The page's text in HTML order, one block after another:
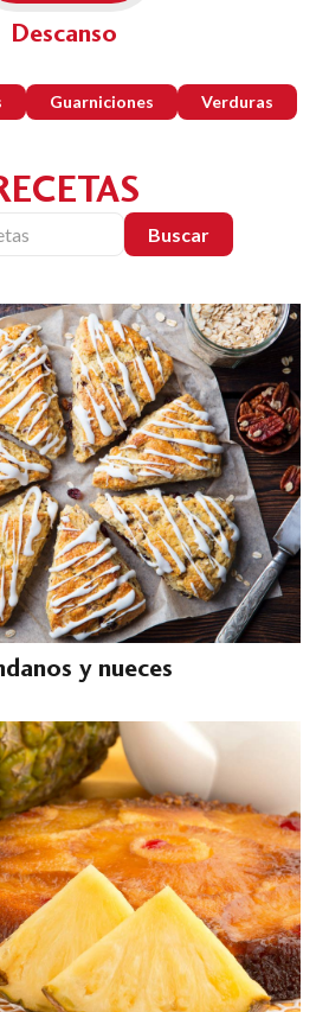
Descanso
Guarniciones Verduras
Buscar
y nueces